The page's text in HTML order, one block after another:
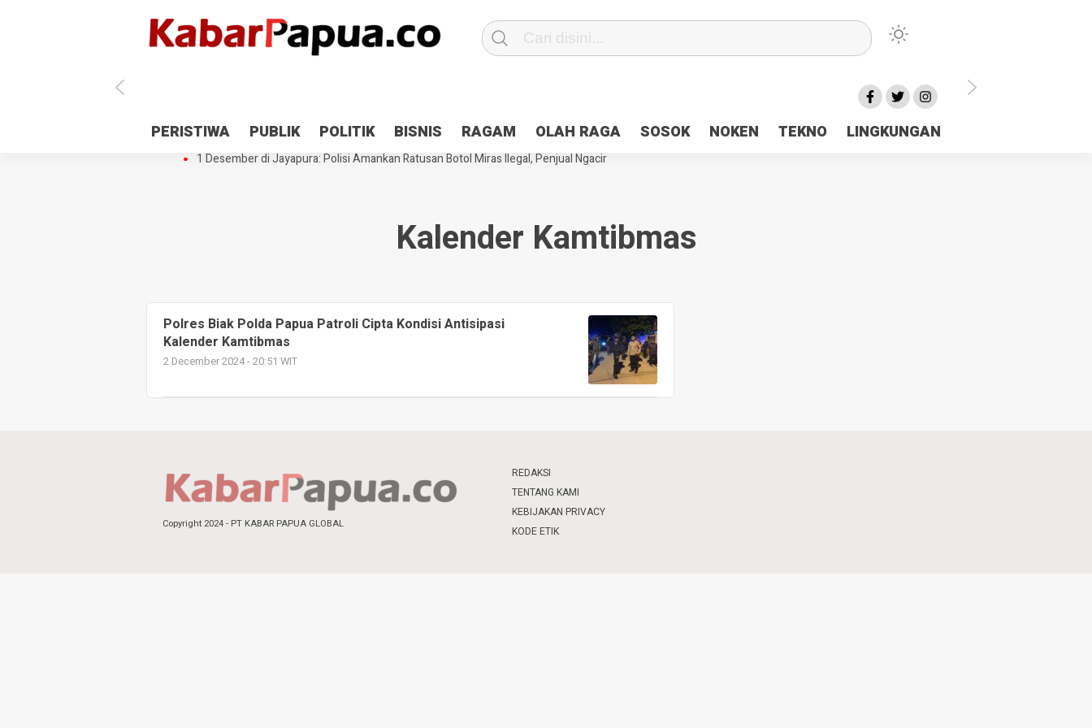
PERISTIWA PUBLIK POLITIK BISNIS RAGAM OLAH RAGA SOSOK NOKEN TEKNO LINGKUNGAN
Antisipasi 1 Desember, TNI Polri Patroli 2×24 jam di Kota Jayapura
Pesan Sejuk Polri di Deklarasi Pemilu Ceria Tanah Papua
Gedung Perpustakaan SMPN 5 Sentani Terbakar
Hibah Pilkada Jayapura Cair 10 Persen, Deposit Kas Daerah Rp23 Miliar Disorot
1 Desember di Jayapura: Polisi Amankan Ratusan Botol Miras Ilegal, Penjual Ngacir
Kalender Kamtibmas
Polres Biak Polda Papua Patroli Cipta Kondisi Antisipasi
Kalender Kamtibmas
2 December 2024 - 20:51 WIT
Copyright 2024 - PT KABAR PAPUA GLOBAL
REDAKSI
TENTANG KAMI
KEBIJAKAN PRIVACY
KODE ETIK